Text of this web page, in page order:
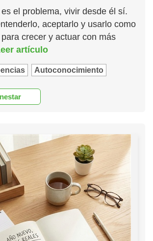
el problema, vivir desde él sí.
aceptarlo y usarlo como
crecer y actuar con más
artículo
Autoconocimiento